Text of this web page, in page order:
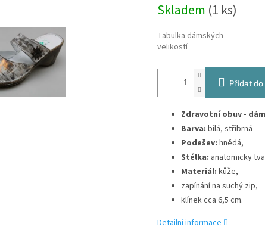
cena:
Skladem (1 ks)
Tabulka dámských
velikostí
Přidat do
Zdravotní obuv -
Barva: bílá, stříbrná
Podešev: hnědá,
Stélka: anatomicky
Materiál: kůže,
zapínání na suchý zip,
klínek cca 6,5 cm.
Detailní informace